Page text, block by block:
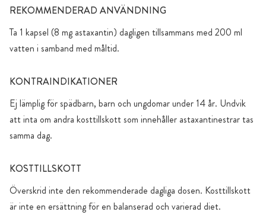
REKOMMENDERAD ANVÄNDNING
Ta 1 kapsel (8 mg astaxantin) dagligen tillsammans med 200 ml
vatten i samband med måltid.
KONTRAINDIKATIONER
Ej lämplig för spädbarn, barn och ungdomar under 14 år. Undvik
att inta om andra kosttillskott som innehåller astaxantinestrar tas
samma dag.
KOSTTILLSKOTT
Överskrid inte den rekommenderade dagliga dosen. Kosttillskott
är inte en ersättning för en balanserad och varierad diet.